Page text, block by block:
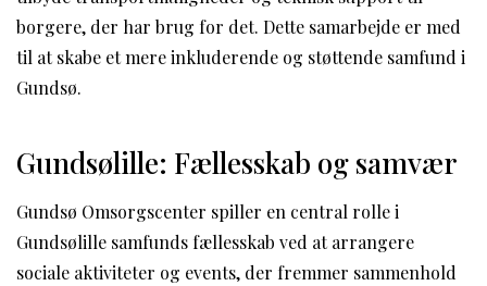
borgere, der har brug for det. Dette samarbejde er med
til at skabe et mere inkluderende og støttende samfund i
Gundsø.
Gundsølille: Fællesskab og samvær
Gundsø Omsorgscenter spiller en central rolle i
Gundsølille samfunds fællesskab ved at arrangere
sociale aktiviteter og events, der fremmer sammenhold